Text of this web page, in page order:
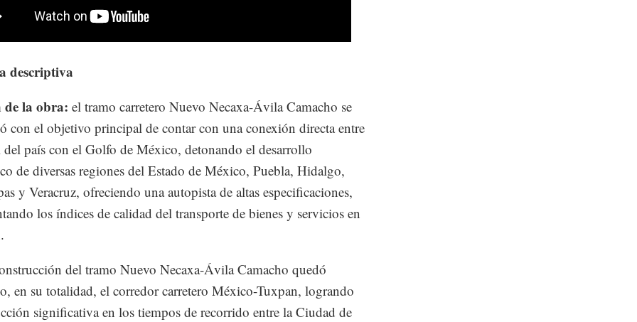
descriptiva
la obra: el tramo carretero Nuevo Necaxa-Ávila Camacho se
con el objetivo principal de contar con una conexión directa entre
del país con el Golfo de México, detonando el desarrollo
de diversas regiones del Estado de México, Puebla, Hidalgo,
y Veracruz, ofreciendo una autopista de altas especificaciones,
los índices de calidad del transporte de bienes y servicios en
del tramo Nuevo Necaxa-Ávila Camacho quedó
en su totalidad, el corredor carretero México-Tuxpan, logrando
significativa en los tiempos de recorrido entre la Ciudad de